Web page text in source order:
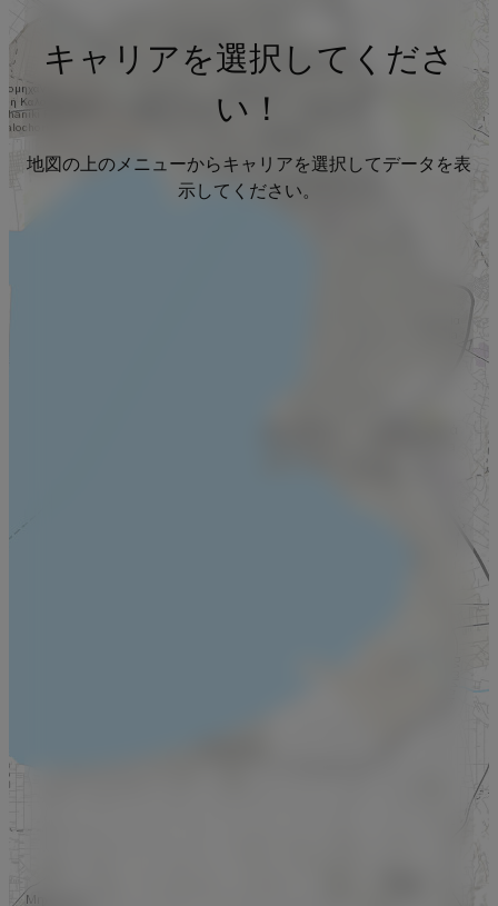
キャリアを選択してくださ
い！
地図の上のメニューからキャリアを選択してデータを表
示してください。